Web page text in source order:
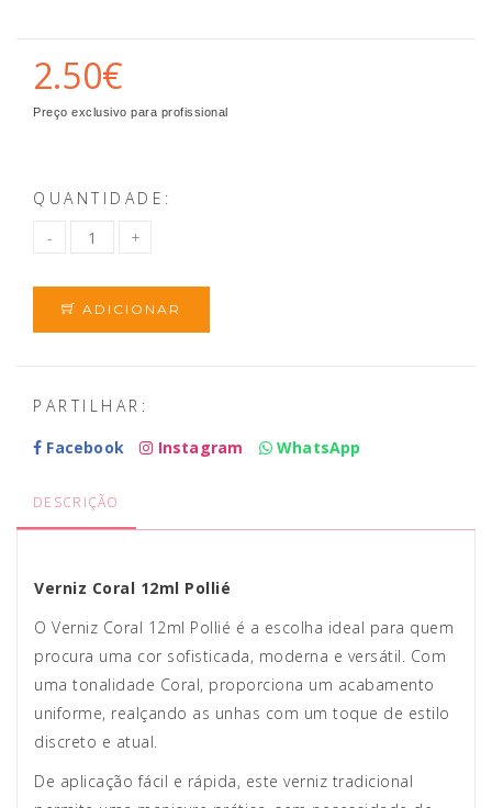
2.50€
Preço exclusivo para profissional
QUANTIDADE:
ADICIONAR
PARTILHAR:
Facebook
Instagram WhatsApp
DESCRIÇÃO
Verniz Coral 12ml Pollié
O Verniz Coral 12ml Pollié é a escolha ideal para quem
procura uma cor sofisticada, moderna e versátil. Com
uma tonalidade Coral, proporciona um acabamento
uniforme, realçando as unhas com um toque de estilo
discreto e atual.
De aplicação fácil e rápida, este verniz tradicional